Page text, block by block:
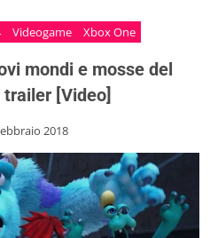
Videogame Xbox One
mondi e mosse del
[Video]
2018